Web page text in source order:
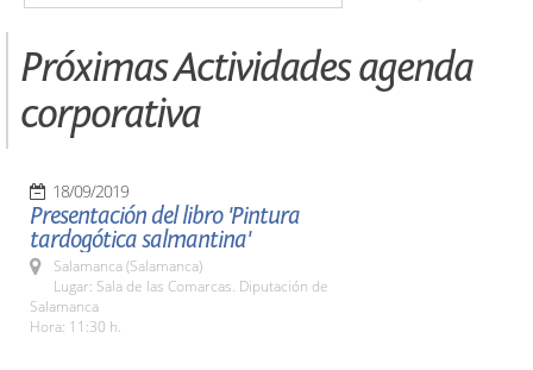
Próximas Actividades agenda
corporativa
18/09/2019
Presentación del libro 'Pintura
tardogótica salmantina'
Salamanca (Salamanca)
Lugar: Sala de las Comarcas. Diputación de
Salamanca
Hora: 11:30 h.